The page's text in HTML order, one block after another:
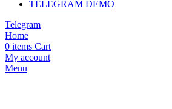
chọn
trang
sản
phẩm
TELEGRAM DEMO
Telegram
Home
0 items Cart
My account
Menu